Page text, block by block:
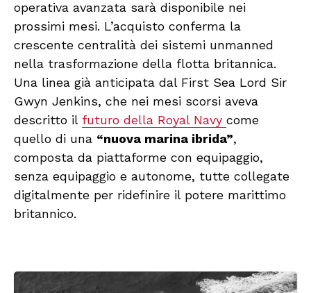
operativa avanzata sarà disponibile nei
prossimi mesi. L’acquisto conferma la
crescente centralità dei sistemi unmanned
nella trasformazione della flotta britannica.
Una linea già anticipata dal First Sea Lord Sir
Gwyn Jenkins, che nei mesi scorsi aveva
descritto il futuro della Royal Navy come
quello di una “nuova marina ibrida”,
composta da piattaforme con equipaggio,
senza equipaggio e autonome, tutte collegate
digitalmente per ridefinire il potere marittimo
britannico.